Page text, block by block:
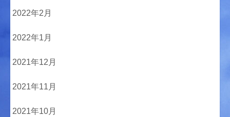
2022年2月
2022年1月
2021年12月
2021年11月
2021年10月